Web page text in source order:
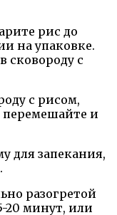
рис до
на упаковке.
сковороду с
с рисом,
и
для запекания,
разогретой
20 минут, или